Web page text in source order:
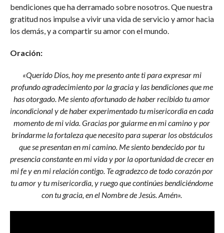
bendiciones que ha derramado sobre nosotros. Que nuestra
gratitud nos impulse a vivir una vida de servicio y amor hacia
los demás, y a compartir su amor con el mundo.
Oración:
«Querido Dios, hoy me presento ante ti para expresar mi
profundo agradecimiento por la gracia y las bendiciones que me
has otorgado. Me siento afortunado de haber recibido tu amor
incondicional y de haber experimentado tu misericordia en cada
momento de mi vida. Gracias por guiarme en mi camino y por
brindarme la fortaleza que necesito para superar los obstáculos
que se presentan en mi camino. Me siento bendecido por tu
presencia constante en mi vida y por la oportunidad de crecer en
mi fe y en mi relación contigo. Te agradezco de todo corazón por
tu amor y tu misericordia, y ruego que continúes bendiciéndome
con tu gracia, en el Nombre de Jesús. Amén».